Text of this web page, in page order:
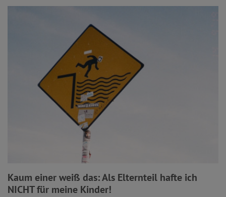
Kaum einer weiß das: Als Elternteil hafte ich
NICHT für meine Kinder!